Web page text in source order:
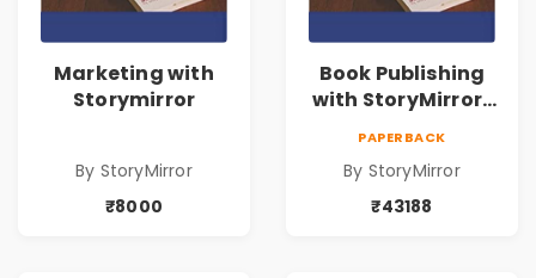
Marketing with
Storymirror
By StoryMirror
₹8000
Book Publishing
with StoryMirror |
PAPERBACK
By StoryMirror
₹43188